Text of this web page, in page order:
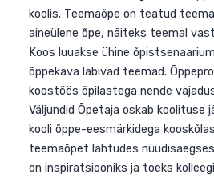
nüüdisaegsest õpikäsitusest.